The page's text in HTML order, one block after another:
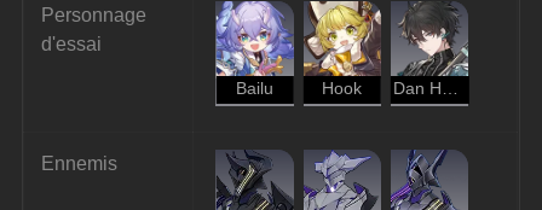
Personnage
d'essai
Bailu Hook Dan Heng
Ennemis